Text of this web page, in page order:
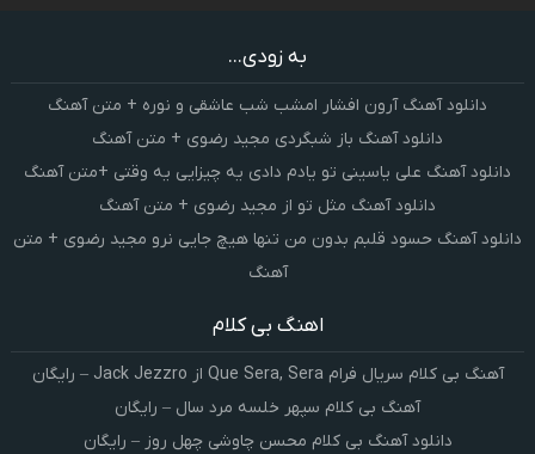
به زودی...
دانلود آهنگ آرون افشار امشب شب عاشقی و نوره + متن آهنگ
دانلود آهنگ باز شبگردی مجید رضوی + متن آهنگ
دانلود آهنگ علی یاسینی تو یادم دادی یه چیزایی یه وقتی +متن آهنگ
دانلود آهنگ مثل تو از مجید رضوی + متن آهنگ
دانلود آهنگ حسود قلبم بدون من تنها هیچ جایی نرو مجید رضوی + متن
آهنگ
اهنگ بی کلام
آهنگ بی کلام سریال فرام Que Sera, Sera از Jack Jezzro – رایگان
آهنگ بی کلام سپهر خلسه مرد سال – رایگان
دانلود آهنگ بی کلام محسن چاوشی چهل روز – رایگان